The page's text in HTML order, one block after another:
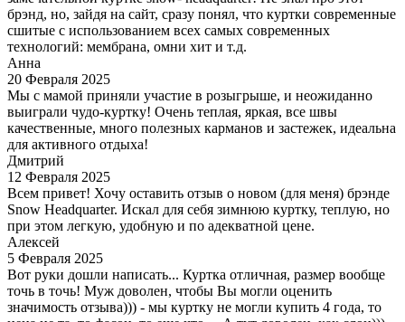
брэнд, но, зайдя на сайт, сразу понял, что куртки современные
сшитые с использованием всех самых современных
технологий: мембрана, омни хит и т.д.
Анна
20 Февраля 2025
Мы с мамой приняли участие в розыгрыше, и неожиданно
выиграли чудо-куртку! Очень теплая, яркая, все швы
качественные, много полезных карманов и застежек, идеальна
для активного отдыха!
Дмитрий
12 Февраля 2025
Всем привет! Хочу оставить отзыв о новом (для меня) брэнде
Snow Headquarter. Искал для себя зимнюю куртку, теплую, но
при этом легкую, удобную и по адекватной цене.
Алексей
5 Февраля 2025
Вот руки дошли написать... Куртка отличная, размер вообще
точь в точь! Муж доволен, чтобы Вы могли оценить
значимость отзыва))) - мы куртку не могли купить 4 года, то